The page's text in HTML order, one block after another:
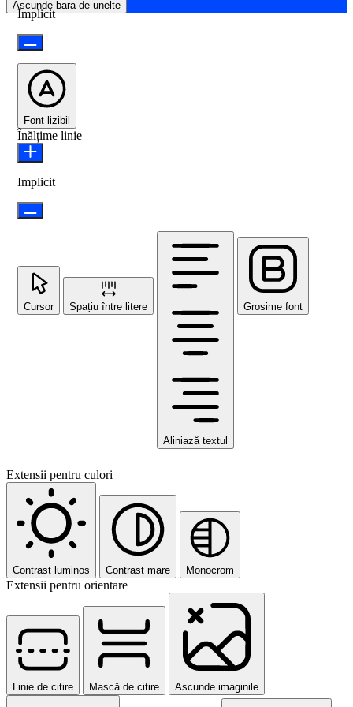
Ascunde bara de unelte
Implicit
Font lizibil
Înălțime linie
Implicit
Cursor Spațiu între litere
Aliniază textul
Grosime font
Extensii pentru culori
Contrast luminos Contrast mare Monocrom
Extensii pentru orientare
Linie de citire Mască de citire Ascunde imaginile